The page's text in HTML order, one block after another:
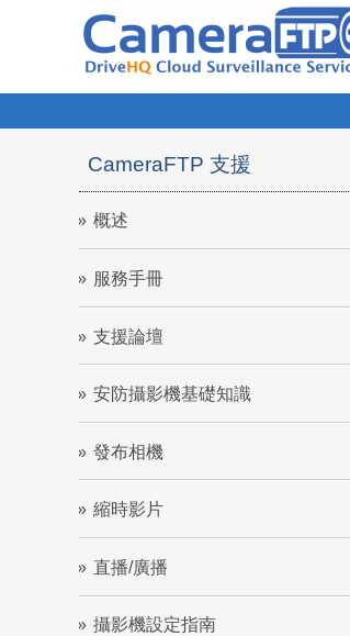
CameraFTP 支援
概述
服務手冊
支援論壇
安防攝影機基礎知識
發布相機
縮時影片
直播/廣播
攝影機設定指南